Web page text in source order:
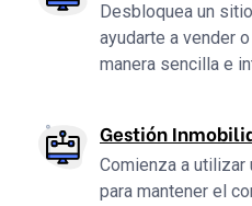
Desbloquea un
ayudarte a vender
manera sencilla e
Gestión
Comienza a
para mantener el